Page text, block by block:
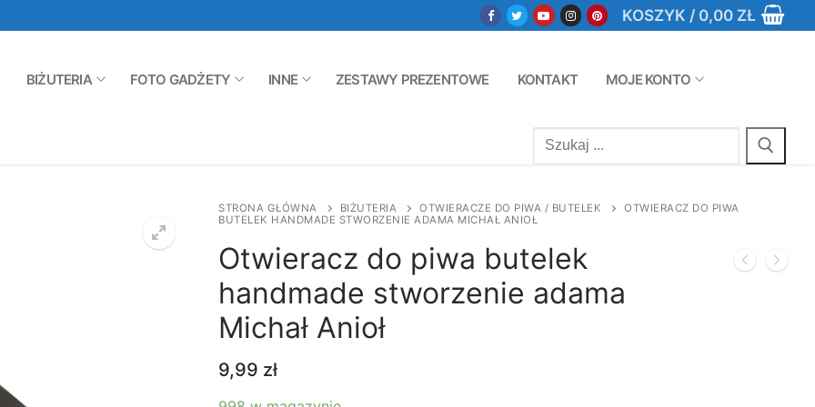
KOSZYK / 0,00 ZŁ
BIŻUTERIA FOTO GADŻETY INNE ZESTAWY PREZENTOWE KONTAKT MOJE KONTO
Szukaj:
STRONA GŁÓWNA BIŻUTERIA OTWIERACZE DO PIWA / BUTELEK
OTWIERACZ DO PIWA
BUTELEK HANDMADE STWORZENIE ADAMA MICHAŁ ANIOŁ
Otwieracz do piwa butelek
handmade stworzenie adama
Michał Anioł
9,99 zł